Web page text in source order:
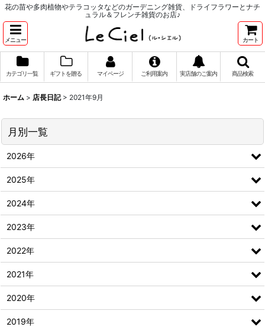
花の苗や多肉植物やテラコッタなどのガーデニング雑貨、ドライフラワーとナチ
ュラル＆フレンチ雑貨のお店♪
メニュー カート
カテゴリ一覧 ギフトを贈る マイページ ご利用案内 実店舗のご案内 商品検索
ホーム > 店長日記 > 2021年9月
月別一覧
2026年
2025年
2024年
2023年
2022年
2021年
2020年
2019年